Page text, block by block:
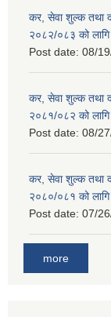
कर, सेवा शुल्क तथा
२०८२/०८३ को लागि
Post date: 08/
कर, सेवा शुल्क तथा
२०८१/०८२ को लागि
Post date: 08/
कर, सेवा शुल्क तथा
२०८०/०८१ को लागि
Post date: 07/
more